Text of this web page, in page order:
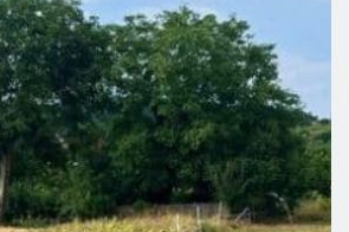
Umfrage Zeigt
Positive Effekte
Zimmerpflanzen